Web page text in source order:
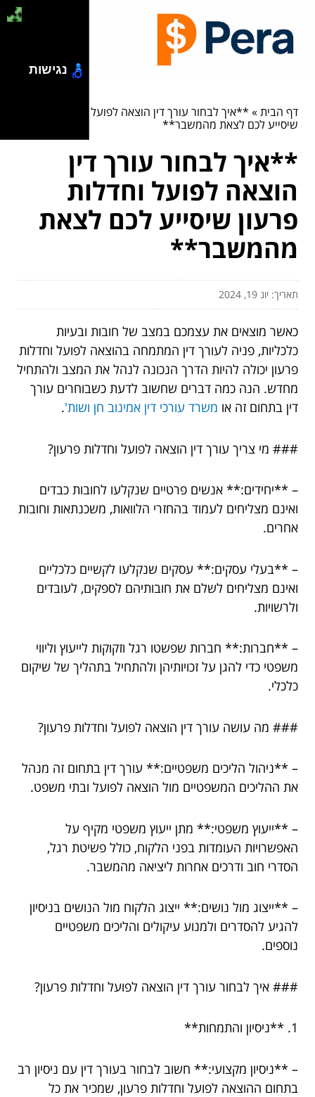
דף הבית» **איך לבחור עורך דין הוצאה לפועל וחדלות פרעון
שיסייע לכם לצאת מהמשבר**
**איך לבחור עורך דין
הוצאה לפועל וחדלות
פרעון שיסייע לכם לצאת
מהמשבר**
תאריך: יונ 19, 2024
כאשר מוצאים את עצמכם במצב של חובות ובעיות
כלכליות, פניה לעורך דין המתמחה בהוצאה לפועל וחדלות
פרעון יכולה להיות הדרך הנכונה לנהל את המצב ולהתחיל
מחדש. הנה כמה דברים שחשוב לדעת כשבוחרים עורך
דין בתחום זה או משרד עורכי דין אמינוב חן ושות'.
### מי צריך עורך דין הוצאה לפועל וחדלות פרעון?
– **יחידים:** אנשים פרטיים שנקלעו לחובות כבדים
ואינם מצליחים לעמוד בהחזרי הלוואות, משכנתאות וחובות
אחרים.
– **בעלי עסקים:** עסקים שנקלעו לקשיים כלכליים
ואינם מצליחים לשלם את חובותיהם לספקים, לעובדים
ולרשויות.
– **חברות:** חברות שפשטו רגל וזקוקות לייעוץ וליווי
משפטי כדי להגן על זכויותיהן ולהתחיל בתהליך של שיקום
כלכלי.
### מה עושה עורך דין הוצאה לפועל וחדלות פרעון?
– **ניהול הליכים משפטיים:** עורך דין בתחום זה מנהל
את ההליכים המשפטיים מול הוצאה לפועל ובתי משפט.
– **ייעוץ משפטי:** מתן ייעוץ משפטי מקיף על
האפשרויות העומדות בפני הלקוח, כולל פשיטת רגל,
הסדרי חוב ודרכים אחרות ליציאה מהמשבר.
– **ייצוג מול נושים:** ייצוג הלקוח מול הנושים בניסיון
להגיע להסדרים ולמנוע עיקולים והליכים משפטיים
נוספים.
### איך לבחור עורך דין הוצאה לפועל וחדלות פרעון?
1. **ניסיון והתמחות**
– **ניסיון מקצועי:** חשוב לבחור בעורך דין עם ניסיון רב
בתחום ההוצאה לפועל וחדלות פרעון, שמכיר את כל
נגישות